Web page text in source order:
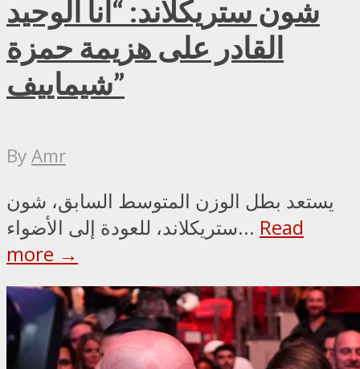
شون ستريكلاند: “أنا الوحيد
القادر على هزيمة حمزة
شيماييف”
ByAmr
يستعد بطل الوزن المتوسط السابق، شون
ستريكلاند، للعودة إلى الأضواء... Read
more →